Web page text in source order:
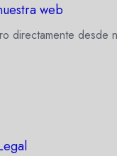
web
directamente desde